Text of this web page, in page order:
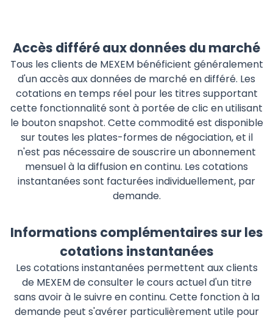
Accès différé aux données du marché
Tous les clients de MEXEM bénéficient généralement
d'un accès aux données de marché en différé. Les
cotations en temps réel pour les titres supportant
cette fonctionnalité sont à portée de clic en utilisant
le bouton snapshot. Cette commodité est disponible
sur toutes les plates-formes de négociation, et il
n'est pas nécessaire de souscrire un abonnement
mensuel à la diffusion en continu. Les cotations
instantanées sont facturées individuellement, par
demande.
Informations complémentaires sur les
cotations instantanées
Les cotations instantanées permettent aux clients
de MEXEM de consulter le cours actuel d'un titre
sans avoir à le suivre en continu. Cette fonction à la
demande peut s'avérer particulièrement utile pour